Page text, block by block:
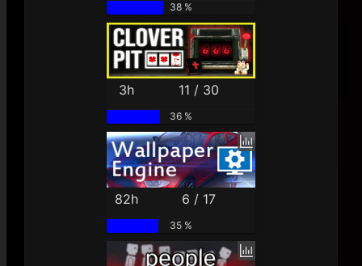
38 %
3h 11 / 30
36 %
82h 6 / 17
35 %